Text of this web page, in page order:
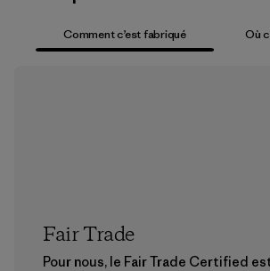
Comment c’est fabriqué Où
Fair Trade
Pour nous, le Fair Trade Certified